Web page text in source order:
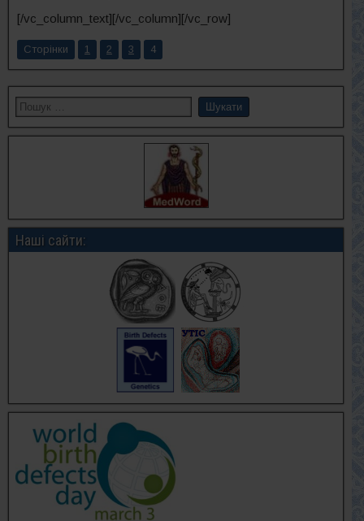
[/vc_column_text][/vc_column][/vc_row]
Сторінки 1 2 3 4
Наші сайти: